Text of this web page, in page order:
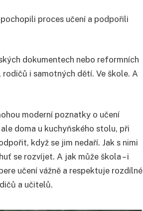
proces učení a podpořili
dokumentech nebo reformních
i samotných dětí. Ve škole. A
moderní poznatky o učení
doma u kuchyňského stolu, při
když se jim nedaří. Jak s nimi
se rozvíjet. A jak může škola – i
učení vážně a respektuje rozdílné
a učitelů.